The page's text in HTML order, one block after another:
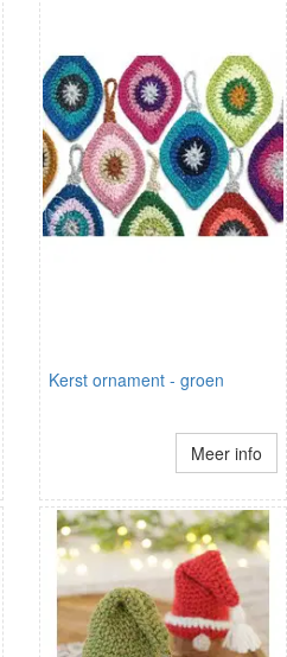
Kerst ornament - groen
Meer info